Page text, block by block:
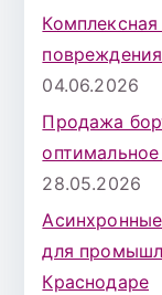
04.06.2026
Продажа
28.05.2026
для
Краснодаре